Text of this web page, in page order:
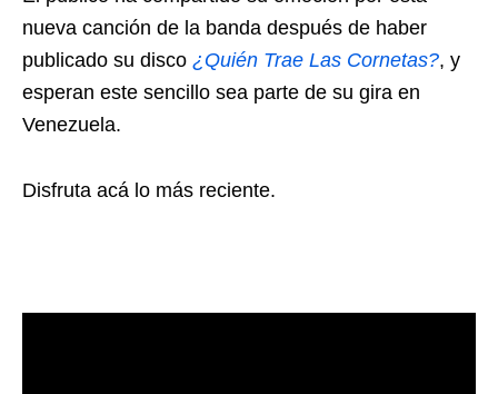
nueva canción de la banda después de haber
publicado su disco ¿Quién Trae Las Cornetas?, y
esperan este sencillo sea parte de su gira en
Venezuela.
Disfruta acá lo más reciente.